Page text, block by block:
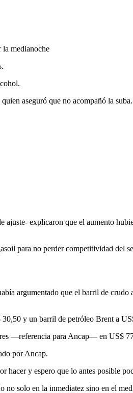
medianoche
aseguró que no acompañó la suba.
explicaron que el aumento
para no perder competitividad del
argumentado que el barril de
30,50 y un barril de petróleo Brent a
—referencia para Ancap— en US$
por Ancap.
hacer y espero que lo antes posible
no solo en la inmediatez sino en el